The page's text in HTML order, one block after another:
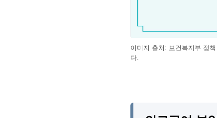
이미지 출처: 보건복지부 정
다.